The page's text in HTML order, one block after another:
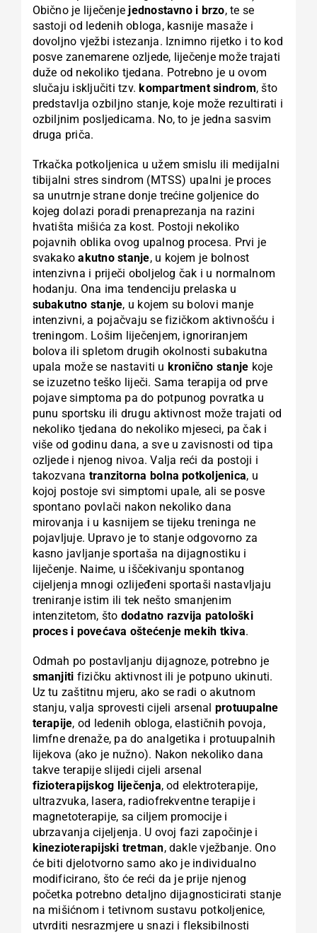
Obično je liječenje jednostavno i brzo, te se
sastoji od ledenih obloga, kasnije masaže i
dovoljno vježbi istezanja. Iznimno rijetko i to kod
posve zanemarene ozljede, liječenje može trajati
duže od nekoliko tjedana. Potrebno je u ovom
slučaju isključiti tzv.kompartment sindrom, što
predstavlja ozbiljno stanje, koje može rezultirati i
ozbiljnim posljedicama. No, to je jedna sasvim
druga priča.
Trkačka potkoljenica u užem smislu ili medijalni
tibijalni stres sindrom (MTSS) upalni je proces
sa unutrnje strane donje trećine goljenice do
kojeg dolazi poradi prenaprezanja na razini
hvatišta mišića za kost. Postoji nekoliko
pojavnih oblika ovog upalnog procesa. Prvi je
svakakoakutno stanje, u kojem je bolnost
intenzivna i priječi oboljelog čak i u normalnom
hodanju. Ona ima tendenciju prelaska u
subakutno stanje, u kojem su bolovi manje
intenzivni, a pojačvaju se fizičkom aktivnošću i
treningom. Lošim liječenjem, ignoriranjem
bolova ili spletom drugih okolnosti subakutna
upala može se nastaviti u kronično stanje koje
se izuzetno teško liječi. Sama terapija od prve
pojave simptoma pa do potpunog povratka u
punu sportsku ili drugu aktivnost može trajati od
nekoliko tjedana do nekoliko mjeseci, pa čak i
više od godinu dana, a sve u zavisnosti od tipa
ozljede i njenog nivoa. Valja reći da postoji i
takozvana tranzitorna bolna potkoljenica, u
kojoj postoje svi simptomi upale, ali se posve
spontano povlači nakon nekoliko dana
mirovanja i u kasnijem se tijeku treninga ne
pojavljuje. Upravo je to stanje odgovorno za
kasno javljanje sportaša na dijagnostiku i
liječenje. Naime, u iščekivanju spontanog
cijeljenja mnogi ozlijeđeni sportaši nastavljaju
treniranje istim ili tek nešto smanjenim
intenzitetom, što dodatno razvija patološki
proces i povećava oštećenje mekih tkiva.
Odmah po postavljanju dijagnoze, potrebno je
smanjiti fizičku aktivnost ili je potpuno ukinuti.
Uz tu zaštitnu mjeru, ako se radi o akutnom
stanju, valja sprovesti cijeli arsenal protuupalne
terapije, od ledenih obloga, elastičnih povoja,
limfne drenaže, pa do analgetika i protuupalnih
lijekova (ako je nužno). Nakon nekoliko dana
takve terapije slijedi cijeli arsenal
fizioterapijskog liječenja, od elektroterapije,
ultrazvuka, lasera, radiofrekventne terapije i
magnetoterapije, sa ciljem promocije i
ubrzavanja cijeljenja. U ovoj fazi započinje i
kinezioterapijski tretman, dakle vježbanje. Ono
će biti djelotvorno samo ako je individualno
modificirano, što će reći da je prije njenog
početka potrebno detaljno dijagnosticirati stanje
na mišićnom i tetivnom sustavu potkoljenice,
utvrditi nesrazmjere u snazi i fleksibilnosti